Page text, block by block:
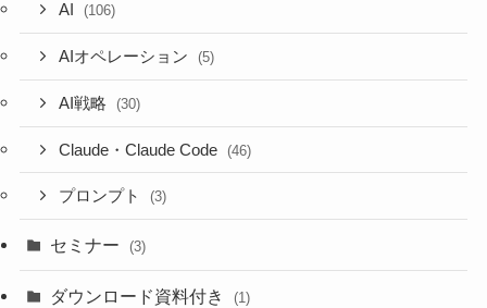
AI (106)
AIオペレーション (5)
AI戦略 (30)
Claude・Claude Code (46)
プロンプト (3)
セミナー (3)
ダウンロード資料付き (1)